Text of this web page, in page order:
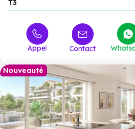
T3
Appel Contact
Nouveauté